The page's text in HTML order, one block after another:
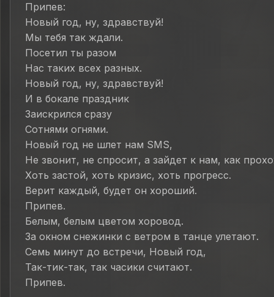
Припев:
Новый год, ну, здравствуй!
Мы тебя так ждали.
Посетил ты разом
Нас таких всех разных.
Новый год, ну, здравствуй!
И в бокале праздник
Заискрился сразу
Сотнями огнями.
Новый год не шлет нам SMS,
Не звонит, не спросит, а зайдет к нам, как
Хоть застой, хоть кризис, хоть прогресс.
Верит каждый, будет он хороший.
Припев.
Белым, белым цветом хоровод.
За окном снежинки с ветром в танце улетают.
Семь минут до встречи, Новый год,
Так-тик-так, так часики считают.
Припев.